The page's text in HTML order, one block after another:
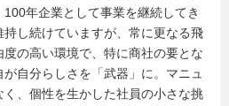
年企業として事業を継続してき
し続けていますが、常に更なる飛
の高い環境で、特に商社の要とな
自分らしさを「武器」に。マニュ
、個性を生かした社員の小さな挑